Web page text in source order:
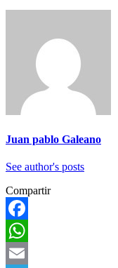
Juan pablo Galeano
See author's posts
Compartir
Facebook
WhatsApp